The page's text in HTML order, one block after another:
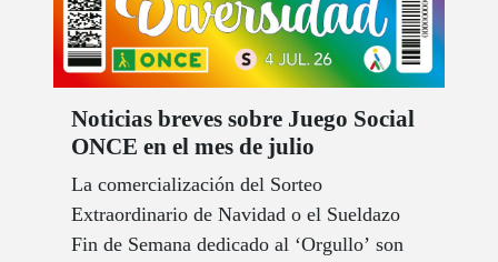
Noticias breves sobre Juego Social
ONCE en el mes de julio
La comercialización del Sorteo
Extraordinario de Navidad o el Sueldazo
Fin de Semana dedicado al ‘Orgullo’ son